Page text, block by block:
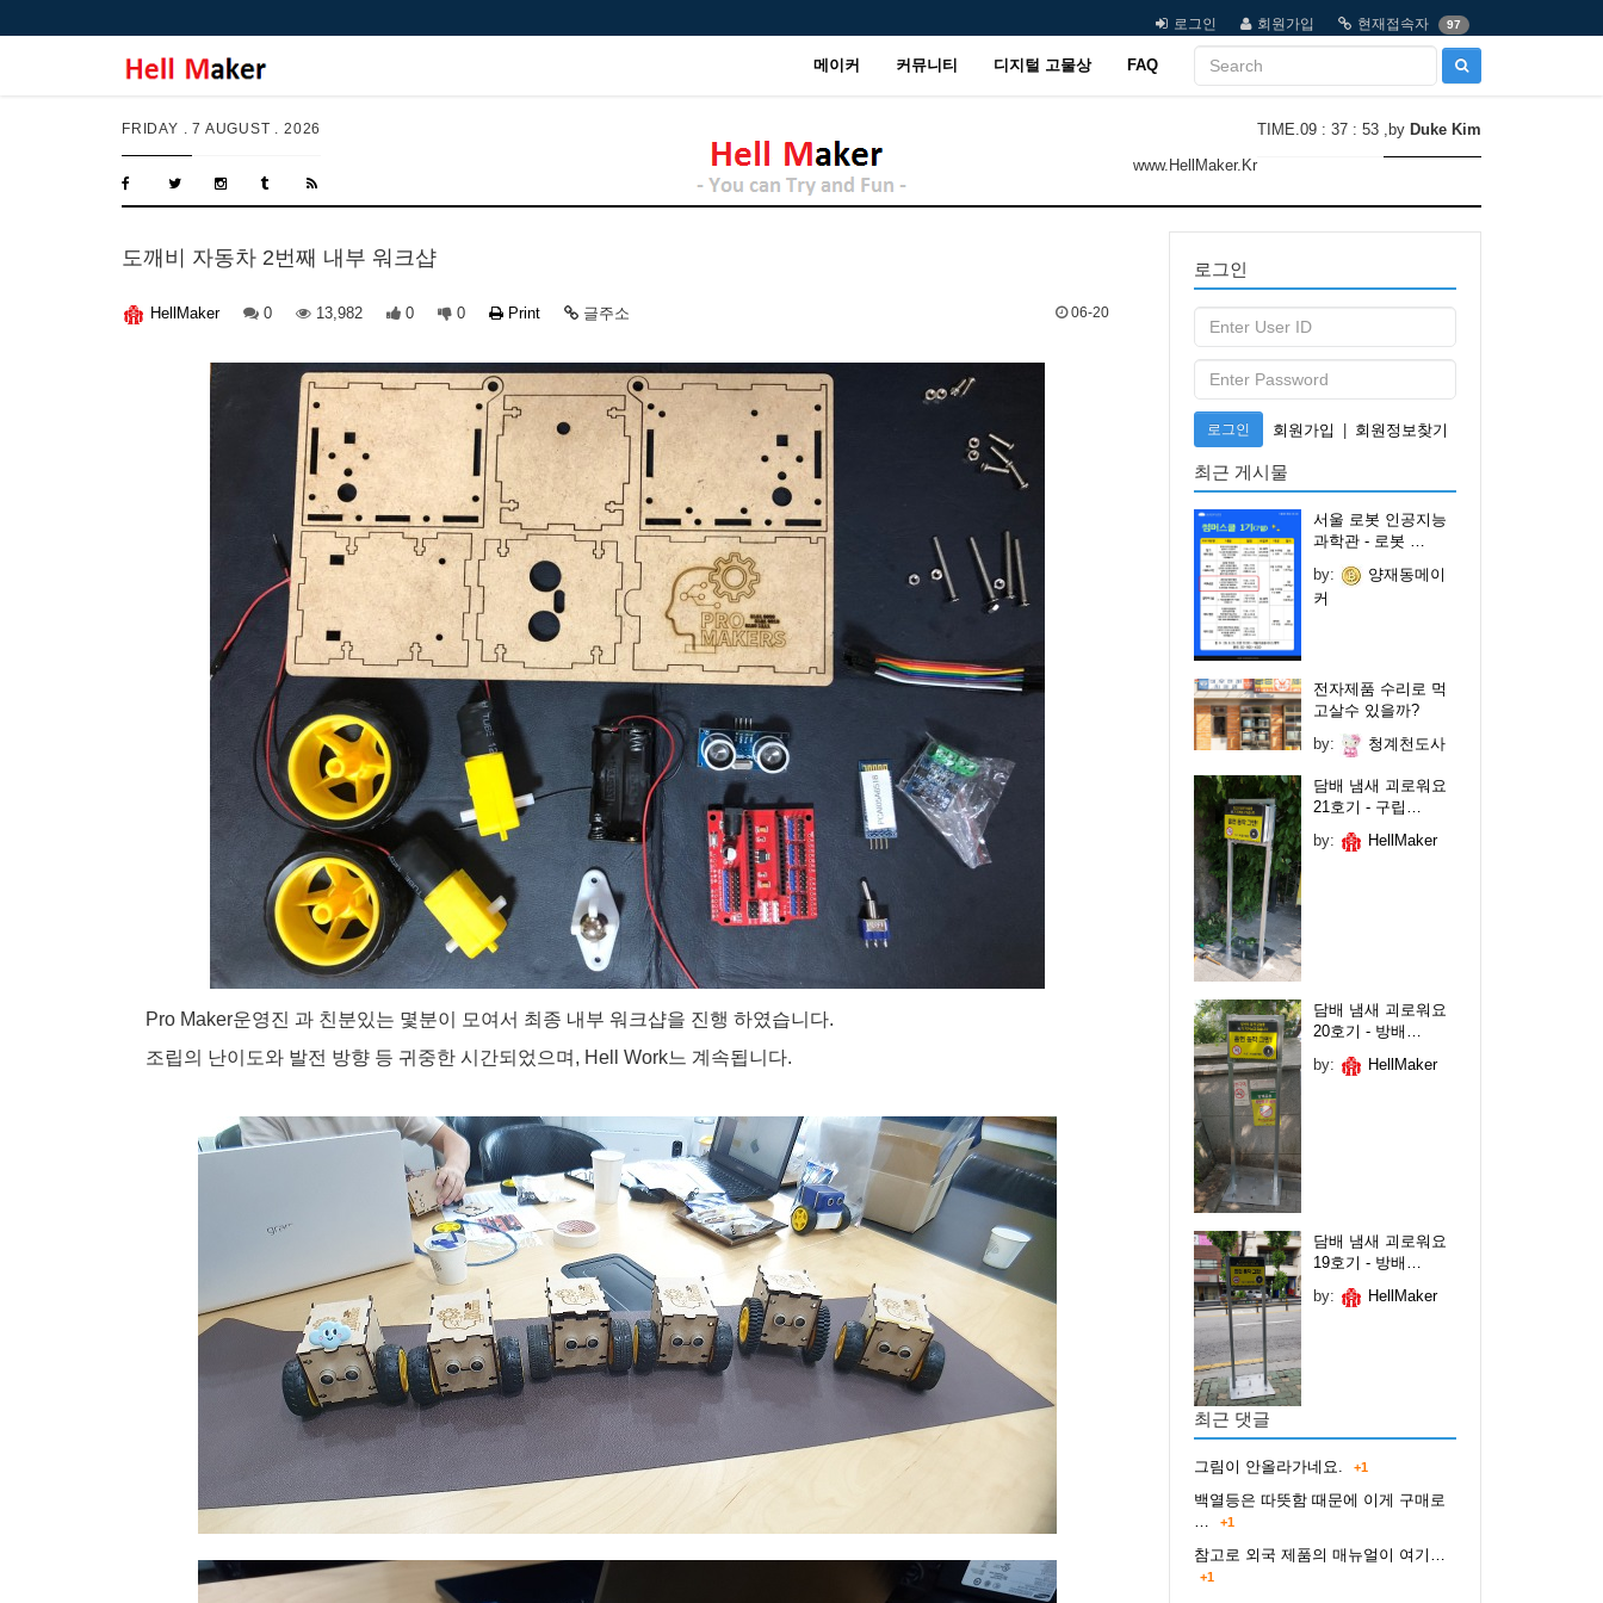
로그인 회원가입 현재접속자 97
메이커 커뮤니티 디지털 고물상 FAQ
FRIDAY .7 AUGUST . 2026 TIME.09 : 37 : 53 ,by Duke Kim
www.HellMaker.Kr
도깨비 자동차 2번째 내부 워크샵
HellMaker 0 13,982 0 0 Print 글주소 06-20
Pro Maker운영진 과 친분있는 몇분이 모여서 최종 내부 워크샵을 진행 하였습니다.
조립의 난이도와 발전 방향 등 귀중한 시간되었으며, Hell Work느 계속됩니다.
로그인
로그인 회원가입 회원정보찾기
최근 게시물
서울 로봇 인공지능
과학관 - 로봇 …
by:
양재동메이
커
전자제품 수리로 먹
고살수 있을까?
by:
청계천도사
담배 냄새 괴로워요
21호기 - 구립…
by:
HellMaker
담배 냄새 괴로워요
20호기 - 방배…
by:
HellMaker
담배 냄새 괴로워요
19호기 - 방배…
by:
HellMaker
최근 댓글
그림이 안올라가네요. +1
백열등은 따뜻함 때문에 이게 구매로
…
+1
참고로 외국 제품의 매뉴얼이 여기…
+1